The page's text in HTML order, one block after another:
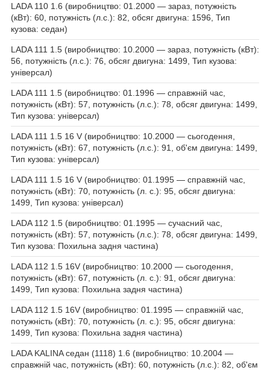
LADA 110 1.6 (виробництво: 01.2000 — зараз, потужність
(кВт): 60, потужність (л.с.): 82, обсяг двигуна: 1596, Тип
кузова: седан)
LADA 111 1.5 (виробництво: 10.2000 — зараз, потужність (кВт):
56, потужність (л.с.): 76, обсяг двигуна: 1499, Тип кузова:
універсал)
LADA 111 1.5 (виробництво: 01.1996 — справжній час,
потужність (кВт): 57, потужність (л.с.): 78, обсяг двигуна: 1499,
Тип кузова: універсал)
LADA 111 1.5 16 V (виробництво: 10.2000 — сьогодення,
потужність (кВт): 67, потужність (л.с.): 91, об'єм двигуна: 1499,
Тип кузова: універсал)
LADA 111 1.5 16 V (виробництво: 01.1995 — справжній час,
потужність (кВт): 70, потужність (л. с.): 95, обсяг двигуна:
1499, Тип кузова: універсал)
LADA 112 1.5 (виробництво: 01.1995 — сучасний час,
потужність (кВт): 57, потужність (л.с.): 78, обсяг двигуна: 1499,
Тип кузова: Похильна задня частина)
LADA 112 1.5 16V (виробництво: 10.2000 — сьогодення,
потужність (кВт): 67, потужність (л. с.): 91, обсяг двигуна:
1499, Тип кузова: Похильна задня частина)
LADA 112 1.5 16V (виробництво: 01.1995 — справжній час,
потужність (кВт): 70, потужність (л. с.): 95, обсяг двигуна:
1499, Тип кузова: Похильна задня частина)
LADA KALINA седан (1118) 1.6 (виробництво: 10.2004 —
справжній час, потужність (кВт): 60, потужність (л.с.): 82, об'єм